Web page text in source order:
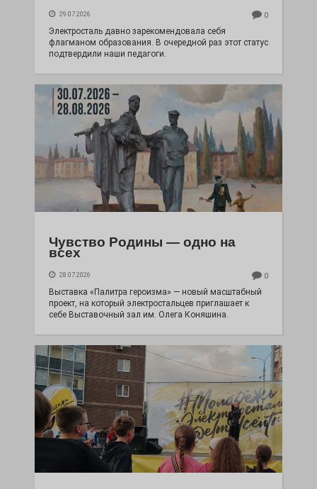
29.07.2026 0
Электросталь давно зарекомендовала себя
флагманом образования. В очередной раз этот статус
подтвердили наши педагоги.
Чувство Родины — одно на
всех
28.07.2026 0
Выставка «Палитра героизма» — новый масштабный
проект, на который электростальцев приглашает к
себе Выставочный зал им. Олега Коняшина.